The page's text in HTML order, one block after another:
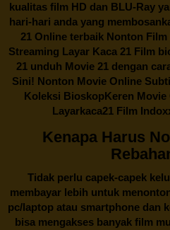
kualitas film HD dan BLU-Ray
hari-hari anda yang
21 Online terbaik Nonton
Streaming Layar Kaca 21 Film
21 unduh Movie 21 dengan
Sini! Nonton Movie Online
Koleksi BioskopKeren
Layarkaca21 Film
Kenapa Harus
Tidak perlu capek-capek
membayar lebih untuk
pc/laptop atau smartphone dan
bisa mengakses banyak film